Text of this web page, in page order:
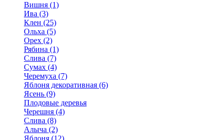
Вишня (1)
Ива (3)
Клен (25)
Ольха (5)
Орех (2)
Рябина (1)
Слива (7)
Сумах (4)
Черемуха (7)
Яблоня декоративная (6)
Ясень (9)
Плодовые деревья
Черешня (4)
Слива (8)
Алыча (2)
Яблоня (12)